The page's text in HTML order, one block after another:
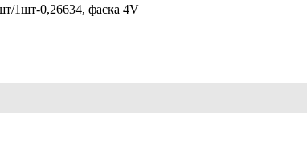
1шт-0,26634, фаска 4V